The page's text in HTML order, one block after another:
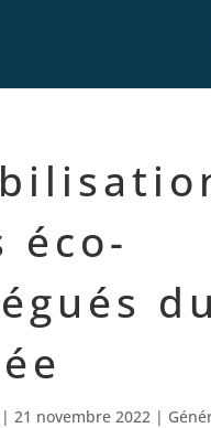
éco-
du
21 novembre 2022|